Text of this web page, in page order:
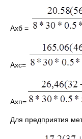
Ахб =
Ахс=
Ахп=
Для предприятия